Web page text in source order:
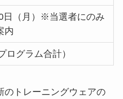
日（月）※当選者にのみ
内
ログラム合計）
のトレーニングウェアの